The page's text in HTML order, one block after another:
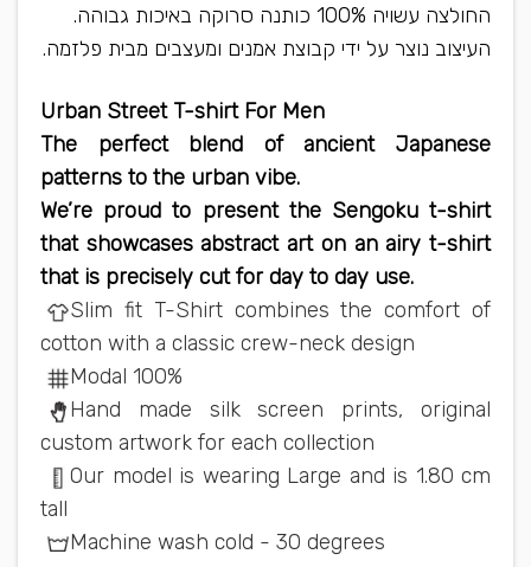
החולצה עשויה 100% כותנה סרוקה באיכות גבוהה.
העיצוב נוצר על ידי קבוצת אמנים ומעצבים מבית פלזמה.
Urban Street T-shirt For Men
The perfect blend of ancient Japanese
patterns to the urban vibe.
We’re proud to present the Sengoku t-shirt
that showcases abstract art on an airy t-shirt
that is precisely cut for day to day use.
Slim fit T-Shirt combines the comfort of
cotton with a classic crew-neck design
Modal 100%
Hand made silk screen prints, original
custom artwork for each collection
Our model is wearing Large and is 1.80 cm
tall
Machine wash cold - 30 degrees